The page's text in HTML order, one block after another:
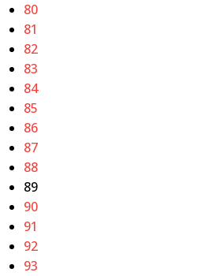
80
81
82
83
84
85
86
87
88
89
90
91
92
93